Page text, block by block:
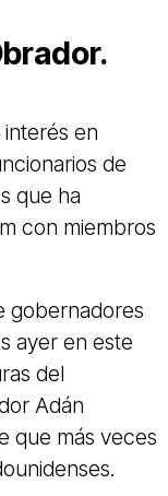
en
de
que ha
con miembros
gobernadores
ayer en este
del
Adán
que más veces